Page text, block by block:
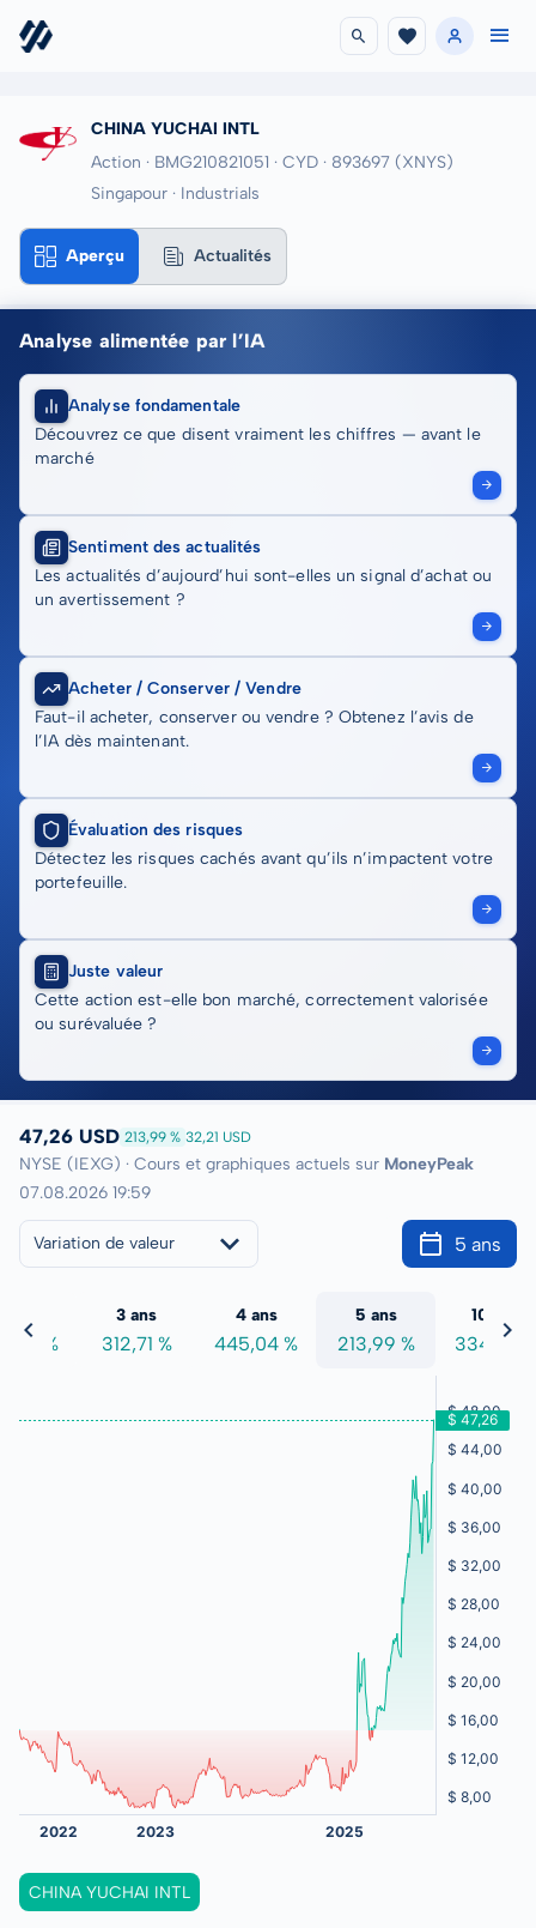
CHINA YUCHAI INTL
Action · BMG210821051 · CYD · 893697 (XNYS)
Singapour · Industrials
Aperçu Actualités
Analyse alimentée par l’IA
Analyse fondamentale
Découvrez ce que disent vraiment les chiffres — avant le
marché
Sentiment des actualités
Les actualités d’aujourd’hui sont-elles un signal d’achat ou
un avertissement ?
Acheter / Conserver / Vendre
Faut-il acheter, conserver ou vendre ? Obtenez l’avis de
l’IA dès maintenant.
Évaluation des risques
Détectez les risques cachés avant qu’ils n’impactent votre
portefeuille.
Juste valeur
Cette action est-elle bon marché, correctement valorisée
ou surévaluée ?
47,26 USD 213,99 % 32,21 USD
NYSE (IEXG) · Cours et graphiques actuels sur MoneyPeak
07.08.2026 19:59
Variation de valeur 5 ans
%
3 ans
312,71 %
4 ans
445,04 %
5 ans
213,99 %
10 ans
334,73 %
CHINA YUCHAI INTL